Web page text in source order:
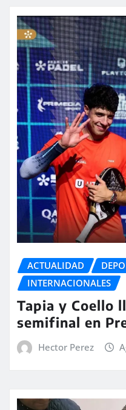
ACTUALIDAD
INTERNACIONALES
Tapia y Coello
semifinal en
Hector Perez